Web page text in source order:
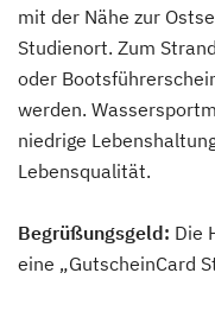
mit der Nähe zur
Studienort. Zum
oder
werden.
niedrige
Lebensqualität.
Begrüßungsgeld: Die
eine „GutscheinCard